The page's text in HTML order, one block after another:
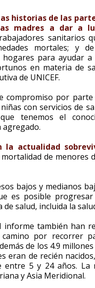
historias de las
madres a dar a
sanitarios
mortales; y
para ayudar
en materia de
de UNICEF.
compromiso por
con servicios de
tenemos el
agregado.
la actualidad
de menores
bajos y medianos
es posible
salud, incluida la
también han
por recorrer
de los 4.9
eran de recién
entre 5 y 24 años. La
y Asia Meridional.